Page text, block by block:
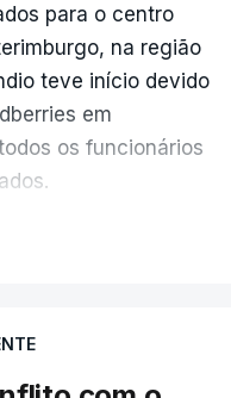
para o centro
na região
teve início devido
em
os funcionários
atingiu cerca de